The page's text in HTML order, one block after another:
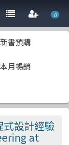
0
新書預購
本月暢銷
設計經驗
at